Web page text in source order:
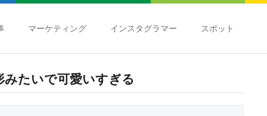
マーケティング インスタグラマー スポット
たいで可愛いすぎる